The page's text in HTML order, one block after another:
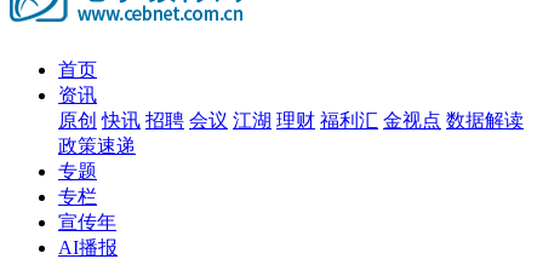
首页
资讯
原创 快讯 招聘 会议 江湖 理财 福利汇 金视点 数据解读
政策速递
专题
专栏
宣传年
AI播报